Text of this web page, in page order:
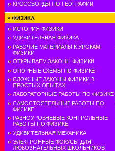
КРОССВОРДЫ ПО ГЕОГРАФИИ
» ФИЗИКА
ИСТОРИЯ ФИЗИКИ
УДИВИТЕЛЬНАЯ ФИЗИКА
РАБОЧИЕ МАТЕРИАЛЫ К УРОКАМ
ФИЗИКИ
ОТКРЫВАЕМ ЗАКОНЫ ФИЗИКИ
ОПОРНЫЕ СХЕМЫ ПО ФИЗИКЕ
СЛОЖНЫЕ ЗАКОНЫ ФИЗИКИ В
ПРОСТЫХ ОПЫТАХ
ЛАБОРАТОРНЫЕ РАБОТЫ ПО ФИЗИКЕ
САМОСТОЯТЕЛЬНЫЕ РАБОТЫ ПО
ФИЗИКЕ
РАЗНОУРОВНЕВЫЕ КОНТРОЛЬНЫЕ
РАБОТЫ ПО ФИЗИКЕ
УДИВИТЕЛЬНАЯ МЕХАНИКА
ЭЛЕКТРОННЫЕ ФОКУСЫ ДЛЯ
ЛЮБОЗНАТЕЛЬНЫХ ШКОЛЬНИКОВ